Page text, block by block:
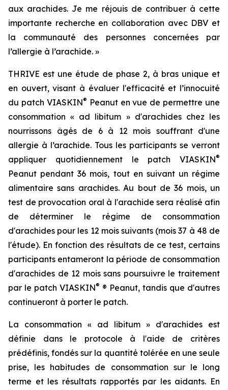
aux arachides. Je me réjouis de contribuer à cette
importante recherche en collaboration avec DBV et
la communauté des personnes concernées par
l’allergie à l’arachide. »
THRIVE est une étude de phase 2, à bras unique et
en ouvert, visant à évaluer l'efficacité et l’innocuité
du patch VIASKIN® Peanut en vue de permettre une
consommation « ad libitum » d'arachides chez les
nourrissons âgés de 6 à 12 mois souffrant d'une
allergie à l’arachide. Tous les participants se verront
appliquer quotidiennement le patch VIASKIN®
Peanut pendant 36 mois, tout en suivant un régime
alimentaire sans arachides. Au bout de 36 mois, un
test de provocation oral à l'arachide sera réalisé afin
de déterminer le régime de consommation
d'arachides pour les 12 mois suivants (mois 37 à 48 de
l'étude). En fonction des résultats de ce test, certains
participants entameront la période de consommation
d'arachides de 12 mois sans poursuivre le traitement
par le patch VIASKIN® ® Peanut, tandis que d'autres
continueront à porter le patch.
La consommation « ad libitum » d'arachides est
définie dans le protocole à l'aide de critères
prédéfinis, fondés sur la quantité tolérée en une seule
prise, les habitudes de consommation sur le long
terme et les résultats rapportés par les aidants. En